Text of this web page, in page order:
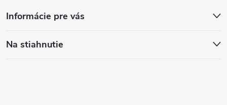
Informácie pre vás
Na stiahnutie